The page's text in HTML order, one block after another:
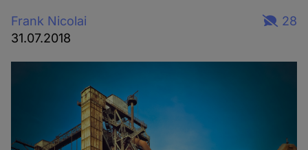
Frank Nicolai
31.07.2018
28